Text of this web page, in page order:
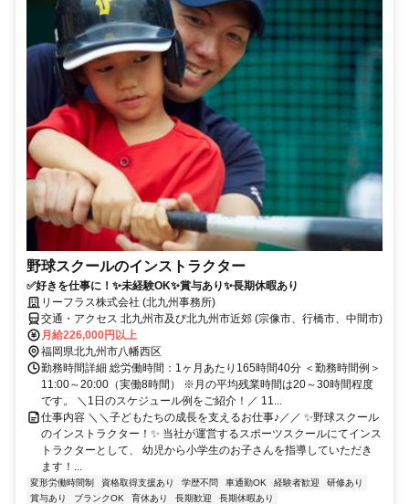
野球スクールのインストラクター
✅好きを仕事に！✨未経験OK✨賞与あり✨長期休暇あり
リーフラス株式会社 (北九州事務所)
交通・アクセス 北九州市及び北九州市近郊 (宗像市、行橋市、中間市)
月給226,000円以上
福岡県北九州市八幡西区
勤務時間詳細 総労働時間：1ヶ月あたり165時間40分 ＜勤務時間例＞
11:00～20:00（実働8時間） ※月の平均残業時間は20～30時間程度
です。 ＼1日のスケジュール例をご紹介！／ 11...
仕事内容 ＼＼子どもたちの成長を支えるお仕事♪／／ ✨野球スクール
のインストラクター！✨ 当社が運営するスポーツスクールにてインス
トラクターとして、 幼児から小学生のお子さんを指導していただき
ます！...
変形労働時間制 資格取得支援あり 学歴不問 車通勤OK 経験者歓迎
研修あり
賞与あり
ブランクOK 育休あり 長期歓迎 長期休暇あり